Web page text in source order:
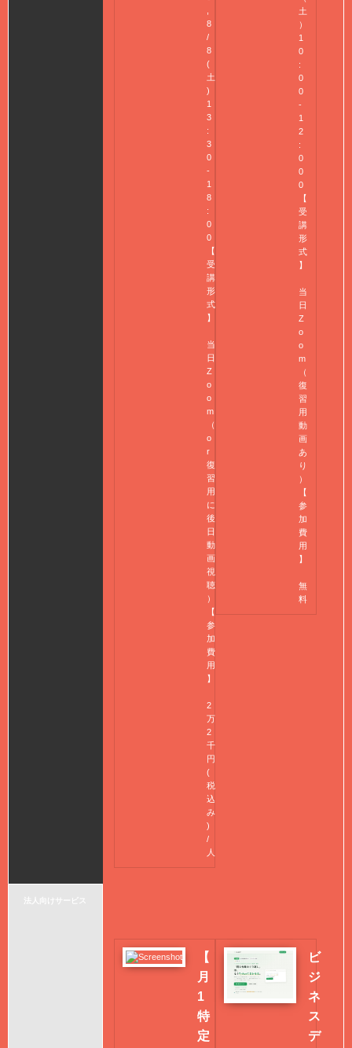
法人向けサービス
8
/
8
(
土
)
1
3
:
3
0
-
1
8
:
0
0
【
受
講
形
式
】
当
日
Z
o
o
m
（
o
r
復
習
用
に
後
日
動
画
視
聴
）
【
参
加
費
用
】
2
万
2
千
円
(
税
込
み
)
/
人
土
）
1
0
:
0
0
-
1
2
:
0
0
0
【
受
講
形
式
】
当
日
Z
o
o
m
（
復
習
用
動
画
あ
り
）
【
参
加
費
用
】
無
料
【
月
1
特
定
ビ
ジ
ネ
ス
デ